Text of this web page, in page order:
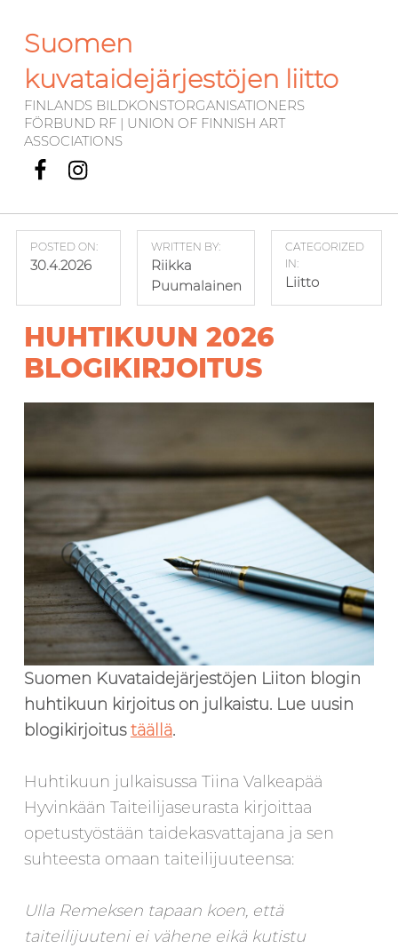
Suomen
kuvataidejärjestöjen liitto
FINLANDS BILDKONSTORGANISATIONERS
FÖRBUND RF | UNION OF FINNISH ART
ASSOCIATIONS
Facebook
Instagram
POSTED ON:
30.4.2026
WRITTEN BY:
Riikka
Puumalainen
CATEGORIZED
IN:
Liitto
HUHTIKUUN 2026
BLOGIKIRJOITUS
Suomen Kuvataidejärjestöjen Liiton blogin
huhtikuun kirjoitus on julkaistu. Lue uusin
blogikirjoitustäällä.
Huhtikuun julkaisussa Tiina Valkeapää
Hyvinkään Taiteilijaseurasta kirjoittaa
opetustyöstään taidekasvattajana ja sen
suhteesta omaan taiteilijuuteensa:
Ulla Remeksen tapaan koen, että
taiteilijuuteni ei vähene eikä kutistu